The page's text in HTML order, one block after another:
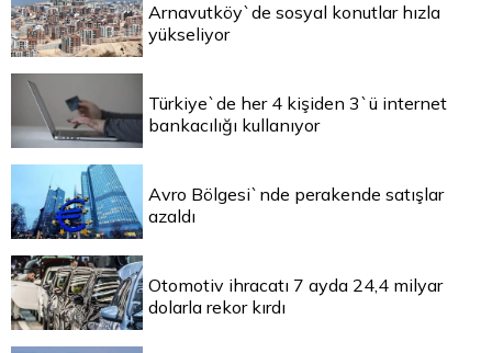
Arnavutköy`de sosyal konutlar hızla
yükseliyor
Türkiye`de her 4 kişiden 3`ü internet
bankacılığı kullanıyor
Avro Bölgesi`nde perakende satışlar
azaldı
Otomotiv ihracatı 7 ayda 24,4 milyar
dolarla rekor kırdı